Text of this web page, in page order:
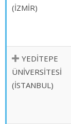
(İZMİR)
YEDİTEPE
ÜNİVERSİTESİ
(İSTANBUL)